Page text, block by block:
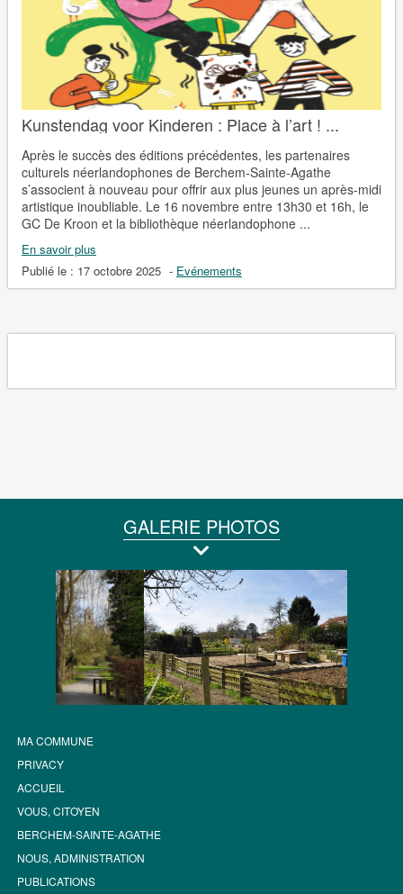
Kunstendag voor Kinderen : Place à l’art ! ...
Après le succès des éditions précédentes, les partenaires
culturels néerlandophones de Berchem-Sainte-Agathe
s’associent à nouveau pour offrir aux plus jeunes un après-midi
artistique inoubliable. Le 16 novembre entre 13h30 et 16h, le
GC De Kroon et la bibliothèque néerlandophone ...
En savoir plus
Publié le : 17 octobre 2025 - Evénements
GALERIE PHOTOS
MA COMMUNE
PRIVACY
ACCUEIL
VOUS, CITOYEN
BERCHEM-SAINTE-AGATHE
NOUS, ADMINISTRATION
PUBLICATIONS